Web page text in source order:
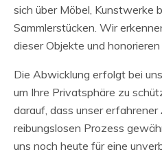
sich über Möbel, Kunstwerke
Sammlerstücken. Wir
dieser Objekte und
Die Abwicklung erfolgt bei
um Ihre Privatsphäre zu
darauf, dass unser
reibungslosen Prozess
uns noch heute für eine